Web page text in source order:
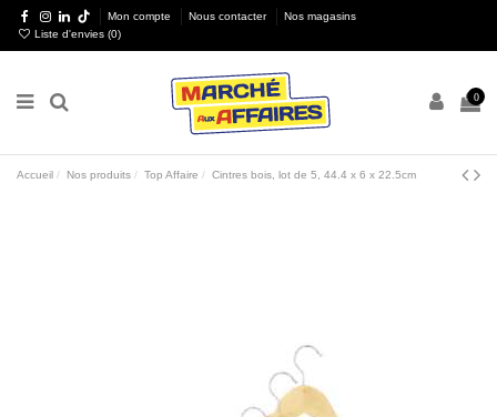
Mon compte Nous contacter
Nos magasins
Liste d'envies (0)
0
Accueil Nos produits Top Affaire Cintres bois, lot de 5, 44.4 x 6 x 22.5cm